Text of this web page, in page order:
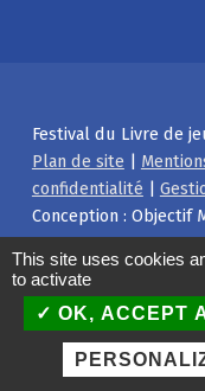
Festival du Livre de
Plan de site |
confidentialité |
Conception : Objectif
Facebook
Instagram
Back to top ↑
This site uses cookies
to activate
OK, ACCEPT